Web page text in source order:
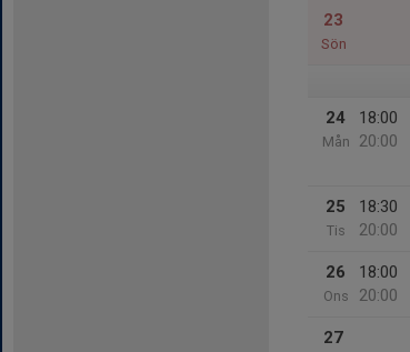
23
Sön
24
Mån
18:00
20:00
25
Tis
18:30
20:00
26
Ons
18:00
20:00
27